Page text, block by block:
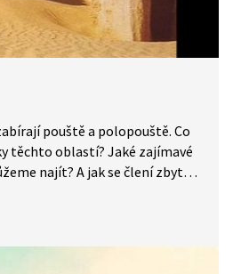
pouště a polopouště. Co
těchto oblastí? Jaké zajímavé
najít? A jak se člení zbytek